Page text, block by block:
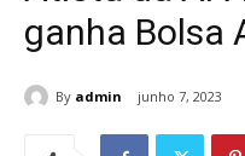
ganha Bolsa
By admin junho 7, 2023